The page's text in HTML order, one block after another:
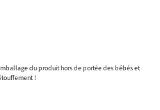
du produit hors de portée des bébés et
!